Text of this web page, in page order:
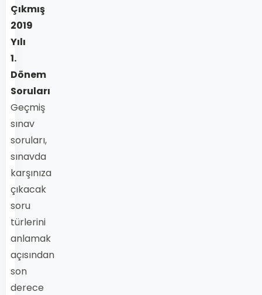
Çıkmış
2019
Yılı
1.
Dönem
Soruları
Geçmiş
sınav
soruları,
sınavda
karşınıza
çıkacak
soru
türlerini
anlamak
açısından
son
derece